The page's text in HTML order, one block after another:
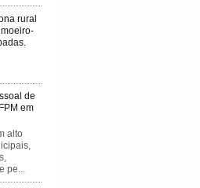
rural
de
em
alto